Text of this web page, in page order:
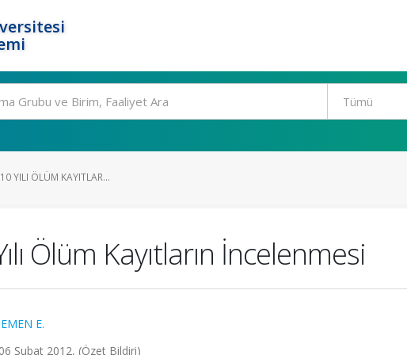
YILI ÖLÜM KAYITLAR...
Ölüm Kayıtların İncelenmesi
EMEN E.
Şubat 2012, (Özet Bildiri)